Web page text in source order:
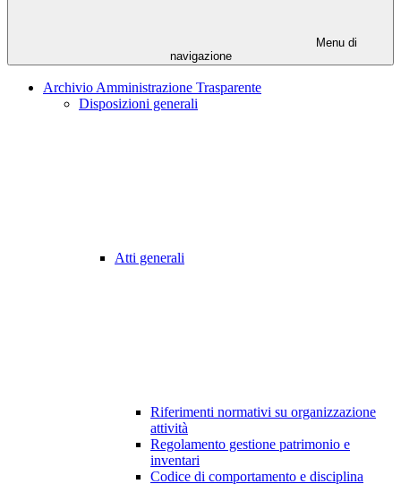
Menu di
navigazione
Archivio Amministrazione Trasparente
Disposizioni generali
Atti generali
Riferimenti normativi su organizzazione
attività
Regolamento gestione patrimonio e
inventari
Codice di comportamento e disciplina